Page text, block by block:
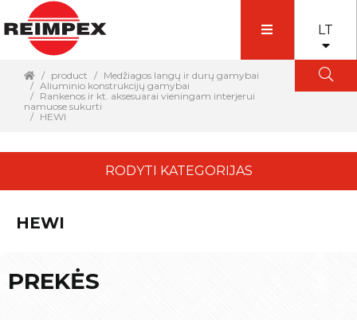
LT
product
Medžiagos langų ir durų gamybai
Aliuminio konstrukcijų gamybai
Rankenos ir kt. aksesuarai vieningam interjerui
namuose sukurti
HEWI
RODYTI KATEGORIJAS
HEWI
PREKĖS